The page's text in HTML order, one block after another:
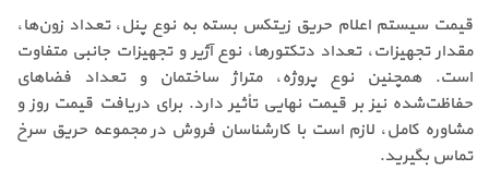
قیمت سیستم اعلام حریق زیتکس بسته به نوع پنل، تعداد زون‌ها،
مقدار تجهیزات، تعداد دتکتورها، نوع آژیر و تجهیزات جانبی متفاوت
است. همچنین نوع پروژه، متراژ ساختمان و تعداد فضاهای
حفاظت‌شده نیز بر قیمت نهایی تأثیر دارد. برای دریافت قیمت روز و
مشاوره کامل، لازم است با کارشناسان فروش در مجموعه حریق سرخ
تماس بگیرید.